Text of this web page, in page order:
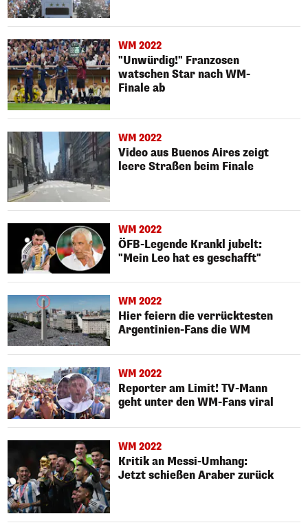
WM 2022
"Unwürdig!" Franzosen
watschen Star nach WM-
Finale ab
WM 2022
Video aus Buenos Aires zeigt
leere Straßen beim Finale
WM 2022
ÖFB-Legende Krankl jubelt:
"Mein Leo hat es geschafft"
WM 2022
Hier feiern die verrücktesten
Argentinien-Fans die WM
WM 2022
Reporter am Limit! TV-Mann
geht unter den WM-Fans viral
WM 2022
Kritik an Messi-Umhang:
Jetzt schießen Araber zurück